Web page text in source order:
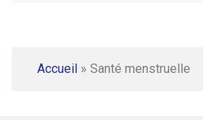
Accueil » Santé menstruelle